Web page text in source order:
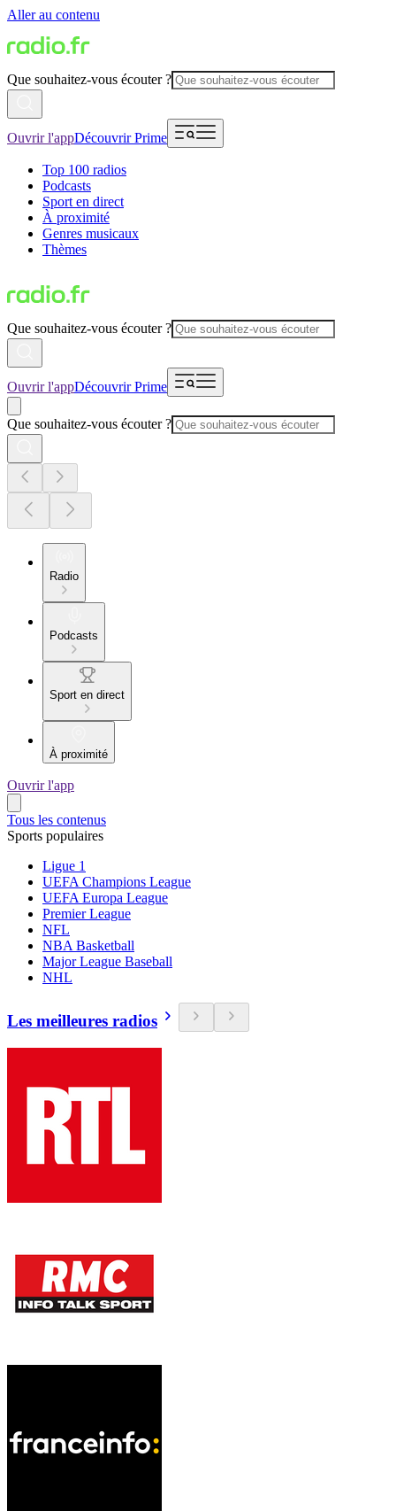
Aller au contenu
Que souhaitez-vous écouter ?
Ouvrir l'appDécouvrir Prime
Top 100 radios
Podcasts
Sport en direct
À proximité
Genres musicaux
Thèmes
Que souhaitez-vous écouter ?
Ouvrir l'appDécouvrir Prime
Que souhaitez-vous écouter ?
Radio
Podcasts
Sport en direct
À proximité
Ouvrir l'app
Tous les contenus
Sports populaires
Ligue 1
UEFA Champions League
UEFA Europa League
Premier League
NFL
NBA Basketball
Major League Baseball
NHL
Les meilleures radios